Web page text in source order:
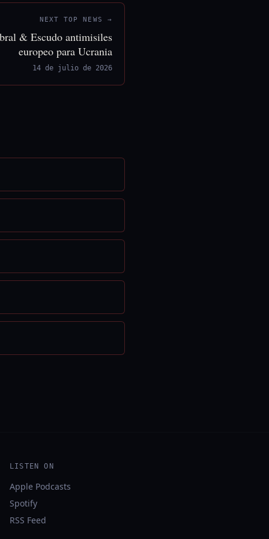
NEXT TOP NEWS →
& Escudo antimisiles
europeo para Ucrania
14 de julio de 2026
LISTEN ON
Apple Podcasts
Spotify
RSS Feed